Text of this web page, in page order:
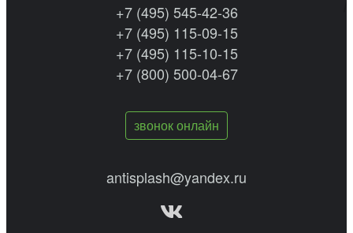
+7 (495) 545-42-36
+7 (495) 115-09-15
+7 (495) 115-10-15
+7 (800) 500-04-67
звонок онлайн
antisplash@yandex.ru